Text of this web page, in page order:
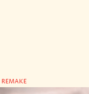
REMAKE